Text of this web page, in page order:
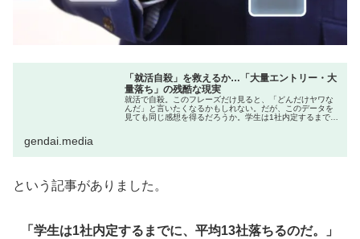
「就活自殺」を救えるか…「大量エントリー・大
量落ち」の残酷な現実
就活で自殺。このフレーズだけ見ると、「どんだけヤワな
んだ」と言いたくなるかもしれない。だが、このデータを
見ても同じ感想を得るだろうか。学生は1社内定するまで
gendai.media
という記事がありました。
「学生は1社内定するまでに、平均13社落ちるのだ。」